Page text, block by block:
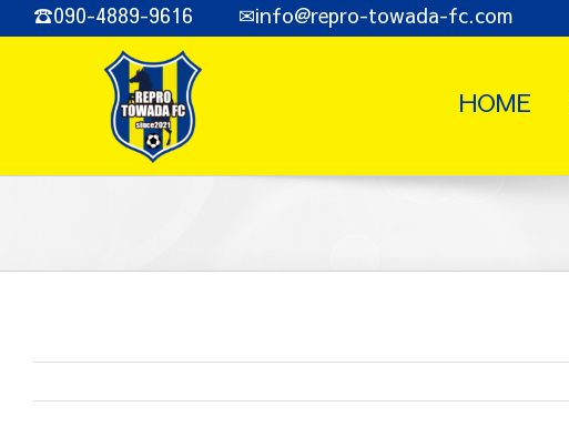
Skip
to
☎090-4889-9616 ✉info@repro-towada-fc.com
HOME